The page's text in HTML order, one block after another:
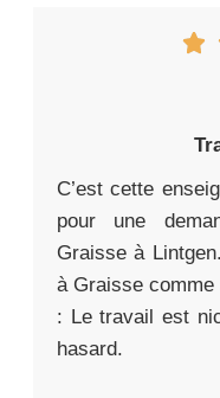
C’est cette
pour une
Graisse à
à Graisse comme
: Le travail est
hasard.